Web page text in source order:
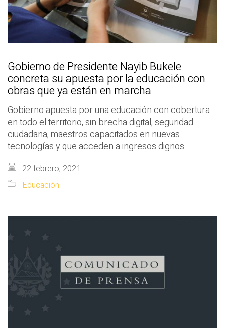
Gobierno de Presidente Nayib Bukele
concreta su apuesta por la educación con
obras que ya están en marcha
Gobierno apuesta por una educación con cobertura
en todo el territorio, sin brecha digital, seguridad
ciudadana, maestros capacitados en nuevas
tecnologías y que acceden a ingresos dignos
22 febrero, 2021
Educación